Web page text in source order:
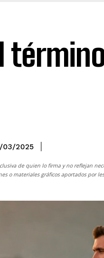
03/2025
de quien lo firma y no reflejan
o materiales gráficos aportados por